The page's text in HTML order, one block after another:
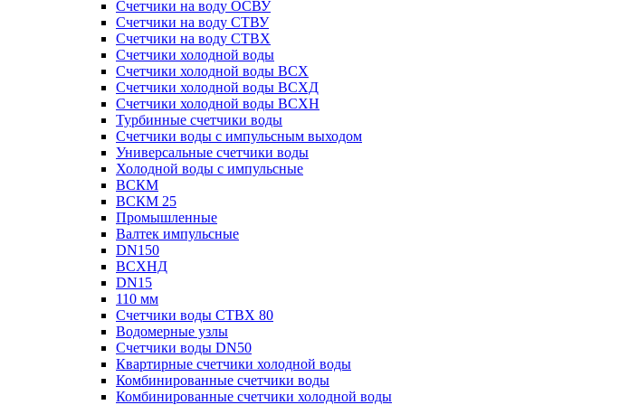
Счетчики на воду ОСВУ
Счетчики на воду СТВУ
Счетчики на воду СТВХ
Счетчики холодной воды
Счетчики холодной воды ВСХ
Счетчики холодной воды ВСХД
Счетчики холодной воды ВСХН
Турбинные счетчики воды
Счетчики воды с импульсным выходом
Универсальные счетчики воды
Холодной воды с импульсные
ВСКМ
ВСКМ 25
Промышленные
Валтек импульсные
DN150
ВСХНД
DN15
110 мм
Счетчики воды СТВХ 80
Водомерные узлы
Счетчики воды DN50
Квартирные счетчики холодной воды
Комбинированные счетчики воды
Комбинированные счетчики холодной воды